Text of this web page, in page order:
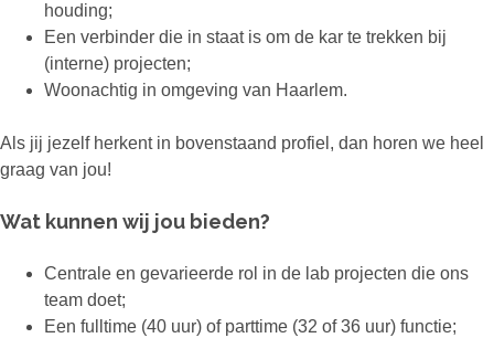
houding;
Een verbinder die in staat is om de kar te trekken bij
(interne) projecten;
Woonachtig in omgeving van Haarlem.
Als jij jezelf herkent in bovenstaand profiel, dan horen we heel
graag van jou!
Wat kunnen wij jou bieden?
Centrale en gevarieerde rol in de lab projecten die ons
team doet;
Een fulltime (40 uur) of parttime (32 of 36 uur) functie;